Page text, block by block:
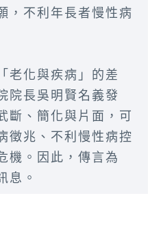
，不利年長者慢性病
老化與疾病」的差
院長吳明賢名義發
斷、簡化與片面，可
徵兆、不利慢性病控
機。因此，傳言為
息。